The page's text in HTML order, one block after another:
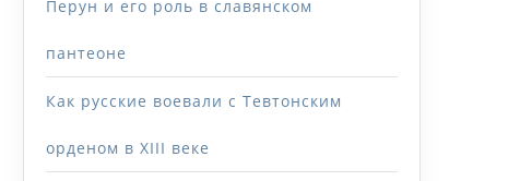
Перун и его роль в славянском
пантеоне
Как русские воевали с Тевтонским
орденом в XIII веке